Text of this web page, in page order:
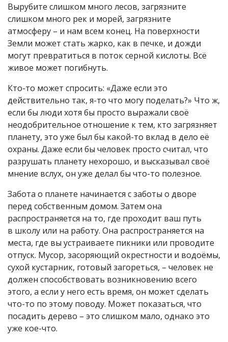
Вырубите слишком много лесов, загрязните
слишком много рек и морей, загрязните
атмосферу – и нам всем конец. На поверхности
Земли может стать жарко, как в печке, и дожди
могут превратиться в поток серной кислоты. Всё
живое может погибнуть.
Кто-то может спросить: «Даже если это
действительно так, я-то что могу поделать?» Что ж,
если бы люди хотя бы просто выражали своё
неодобрительное отношение к тем, кто загрязняет
планету, это уже был бы какой-то вклад в дело её
охраны. Даже если бы человек просто считал, что
разрушать планету нехорошо, и высказывал своё
мнение вслух, он уже делал бы что-то полезное.
Забота о планете начинается с заботы о дворе
перед собственным домом. Затем она
распространяется на то, где проходит ваш путь
в школу или на работу. Она распространяется на
места, где вы устраиваете пикники или проводите
отпуск. Мусор, засоряющий окрестности и водоёмы,
сухой кустарник, готовый загореться, – человек не
должен способствовать возникновению всего
этого, а если у него есть время, он может сделать
что-то по этому поводу. Может показаться, что
посадить дерево – это слишком мало, однако это
уже кое-что.